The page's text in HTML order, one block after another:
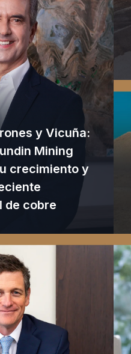
y Vicuña:
Mining
crecimiento y
de cobre